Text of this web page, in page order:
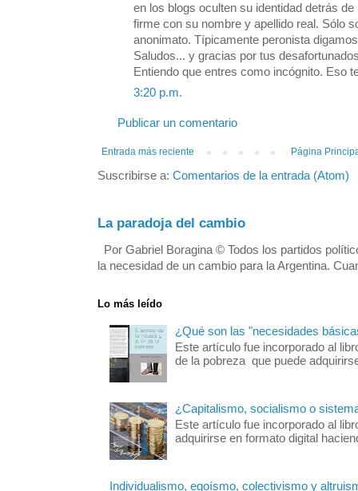
en los blogs oculten su identidad detrás
firme con su nombre y apellido real. Sólo
anonimato. Típicamente peronista
Saludos... y gracias por tus
Entiendo que entres como incógnito. Eso
3:20 p.m.
Publicar un comentario
Entrada más reciente Página
Suscribirse a: Comentarios de la entrada (Atom)
La paradoja del cambio
Por Gabriel Boragina © Todos los partidos
la necesidad de un cambio para la Argentina.
Lo más leído
¿Qué son las "necesidades
Este artículo fue incorporado al
de la pobreza que puede
¿Capitalismo, socialismo o
Este artículo fue incorporado al
adquirirse en formato digital
Individualismo, egoísmo, colectivismo y